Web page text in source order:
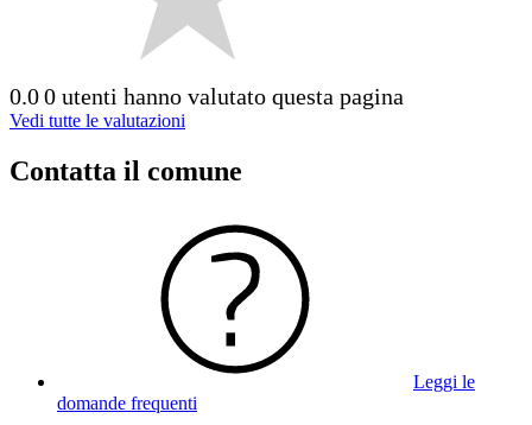
0.00 utenti hanno valutato questa pagina
Vedi tutte le valutazioni
Contatta il comune
Leggi le
domande frequenti